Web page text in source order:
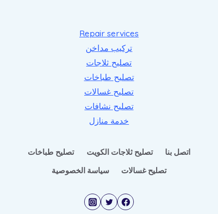
Repair services
تركيب مداخن
تصليح ثلاجات
تصليح طباخات
تصليح غسالات
تصليح نشافات
خدمة منازل
اتصل بنا تصليح ثلاجات الكويت
تصليح طباخات
تصليح غسالات
سياسة الخصوصية